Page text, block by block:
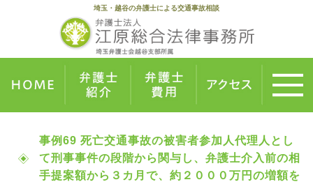
埼玉・越谷の弁護士による交通事故相談
事例69 死亡交通事故の被害者参加人代理人とし
て刑事事件の段階から関与し、弁護士介入前の相
手提案額から３カ月で、約２０００万円の増額を